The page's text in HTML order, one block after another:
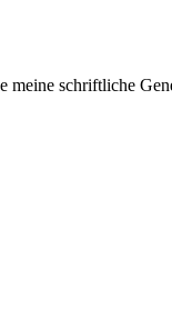
schriftliche